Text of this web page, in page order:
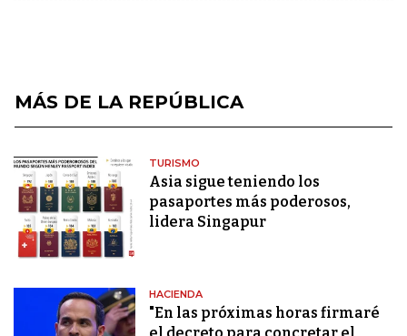
MÁS DE LA REPÚBLICA
TURISMO
Asia sigue teniendo los
pasaportes más poderosos,
lidera Singapur
HACIENDA
"En las próximas horas firmaré